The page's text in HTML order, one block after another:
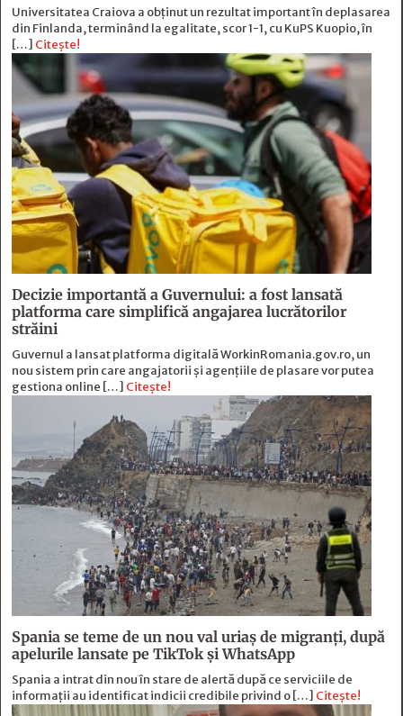
Universitatea Craiova a obținut un rezultat important în deplasarea
din Finlanda, terminând la egalitate, scor 1-1, cu KuPS Kuopio, în
[…] Citește!
Decizie importantă a Guvernului: a fost lansată
platforma care simplifică angajarea lucrătorilor
străini
Guvernul a lansat platforma digitală WorkinRomania.gov.ro, un
nou sistem prin care angajatorii și agențiile de plasare vor putea
gestiona online […] Citește!
Spania se teme de un nou val uriaș de migranți, după
apelurile lansate pe TikTok și WhatsApp
Spania a intrat din nou în stare de alertă după ce serviciile de
informații au identificat indicii credibile privind o […] Citește!